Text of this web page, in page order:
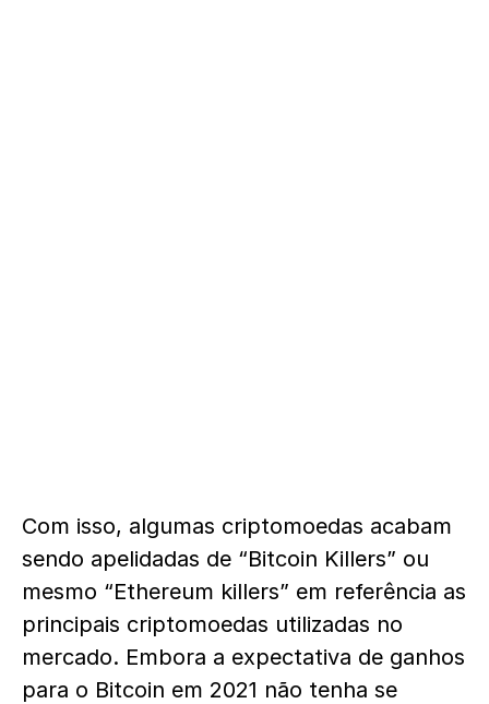
Com isso, algumas criptomoedas acabam
sendo apelidadas de “Bitcoin Killers” ou
mesmo “Ethereum killers” em referência as
principais criptomoedas utilizadas no
mercado. Embora a expectativa de ganhos
para o Bitcoin em 2021 não tenha se